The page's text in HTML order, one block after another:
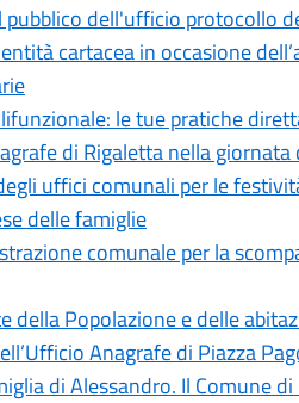
pubblico dell'ufficio protocollo
cartacea in occasione
le tue pratiche
di Rigaletta nella
uffici comunali per le
delle famiglie
comunale per la
della Popolazione e delle
Anagrafe di Piazza
di Alessandro. Il Comune